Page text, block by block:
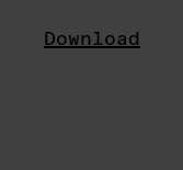
Download